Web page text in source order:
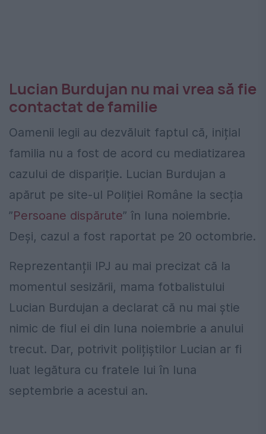
Lucian Burdujan nu mai vrea să fie
contactat de familie
Oamenii legii au dezvăluit faptul că, inițial
familia nu a fost de acord cu mediatizarea
cazului de dispariție. Lucian Burdujan a
apărut pe site-ul Poliției Române la secția
”Persoane dispărute” în luna noiembrie.
Deși, cazul a fost raportat pe 20 octombrie.
Reprezentanții IPJ au mai precizat că la
momentul sesizării, mama fotbalistului
Lucian Burdujan a declarat că nu mai știe
nimic de fiul ei din luna noiembrie a anului
trecut. Dar, potrivit polițiștilor Lucian ar fi
luat legătura cu fratele lui în luna
septembrie a acestui an.